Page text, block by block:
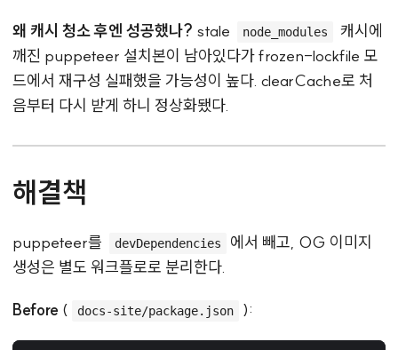
왜 캐시 청소 후엔 성공했나? stale node_modules
캐시에
깨진 puppeteer 설치본이 남아있다가 frozen-lockfile 모
드에서 재구성 실패했을 가능성이 높다. clearCache로 처
음부터 다시 받게 하니 정상화됐다.
해결책
puppeteer를 devDependencies
에서 빼고, OG 이미지
생성은 별도 워크플로로 분리한다.
Before ( docs-site/package.json ):